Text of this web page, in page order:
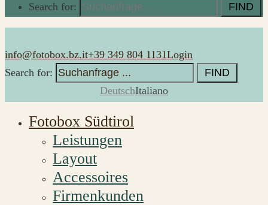
Search for:
info@fotobox.bz.it+39 349 804 1131Login
Search for:
DeutschItaliano
Fotobox Südtirol
Leistungen
Layout
Accessoires
Firmenkunden